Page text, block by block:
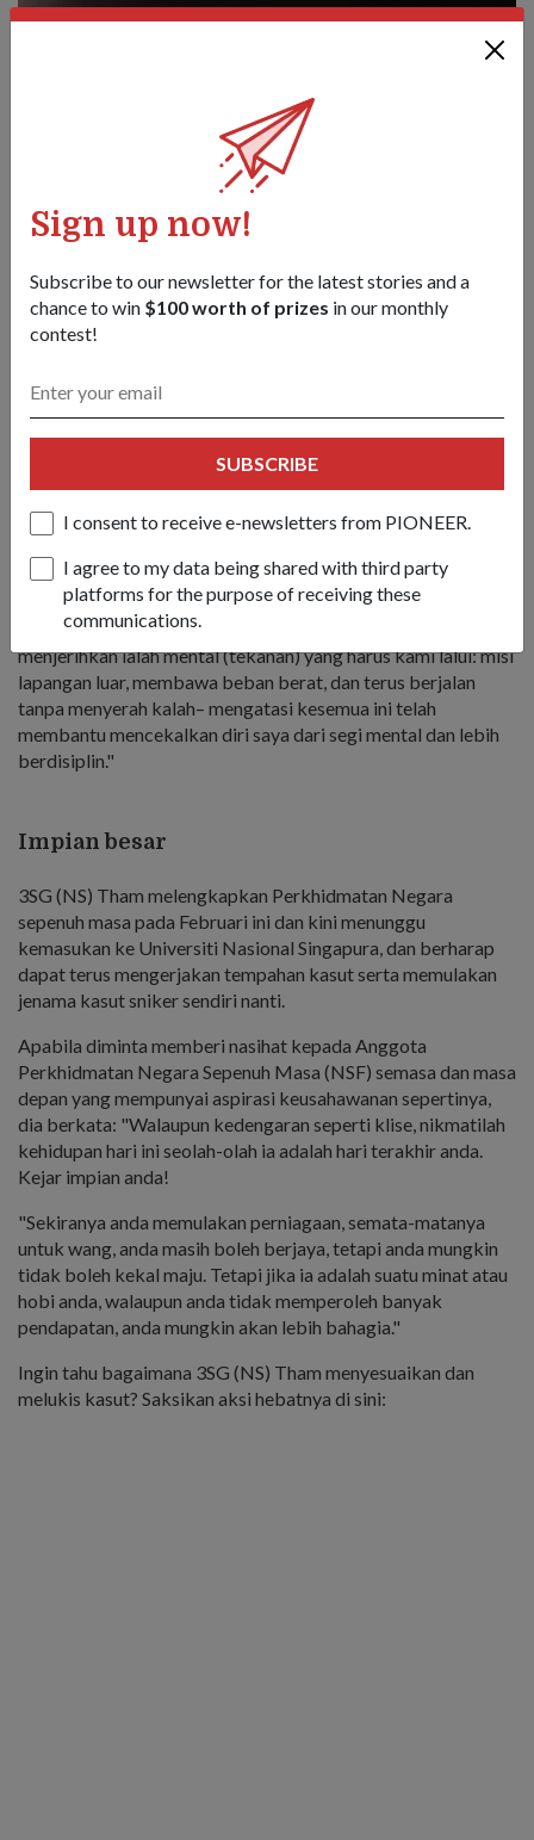
Sign up now!
Subscribe to our newsletter for the latest stories and a
chance to win $100 worth of prizes in our monthly
contest!
SUBSCRIBE
I consent to receive e-newsletters from PIONEER.
I agree to my data being shared with third party
platforms for the purpose of receiving these
communications.
Spesialis infantri 3SG (NS) Tham yang baharu bersama ibu
bapanya di perbarisan tamat pengajian kadet spesialisnya pada
2019.
Apa yang membantunya adalah kekuatan mental yang dibina
semasa menjalani latihan intensif di Tentera Darat.
Kata anggota berusia 21 tahun itu: "Latihan fizikal memang
siong (Hokkien untuk lasak) tetapi yang benar-benar
menjerihkan ialah mental (tekanan) yang harus kami lalui: misi
lapangan luar, membawa beban berat, dan terus berjalan
tanpa menyerah kalah– mengatasi kesemua ini telah
membantu mencekalkan diri saya dari segi mental dan lebih
berdisiplin."
Impian besar
3SG (NS) Tham melengkapkan Perkhidmatan Negara
sepenuh masa pada Februari ini dan kini menunggu
kemasukan ke Universiti Nasional Singapura, dan berharap
dapat terus mengerjakan tempahan kasut serta memulakan
jenama kasut sniker sendiri nanti.
Apabila diminta memberi nasihat kepada Anggota
Perkhidmatan Negara Sepenuh Masa (NSF) semasa dan masa
depan yang mempunyai aspirasi keusahawanan sepertinya,
dia berkata: "Walaupun kedengaran seperti klise, nikmatilah
kehidupan hari ini seolah-olah ia adalah hari terakhir anda.
Kejar impian anda!
"Sekiranya anda memulakan perniagaan, semata-matanya
untuk wang, anda masih boleh berjaya, tetapi anda mungkin
tidak boleh kekal maju. Tetapi jika ia adalah suatu minat atau
hobi anda, walaupun anda tidak memperoleh banyak
pendapatan, anda mungkin akan lebih bahagia."
Ingin tahu bagaimana 3SG (NS) Tham menyesuaikan dan
melukis kasut? Saksikan aksi hebatnya di sini: